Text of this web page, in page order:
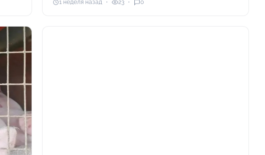
1 неделя назад 23 0